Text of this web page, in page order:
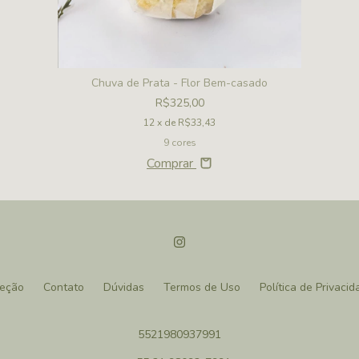
Chuva de Prata - Flor Bem-casado
R$325,00
12x de R$33,43
9 cores
Comprar
Contato Dúvidas Termos de Uso Política de
5521980937991